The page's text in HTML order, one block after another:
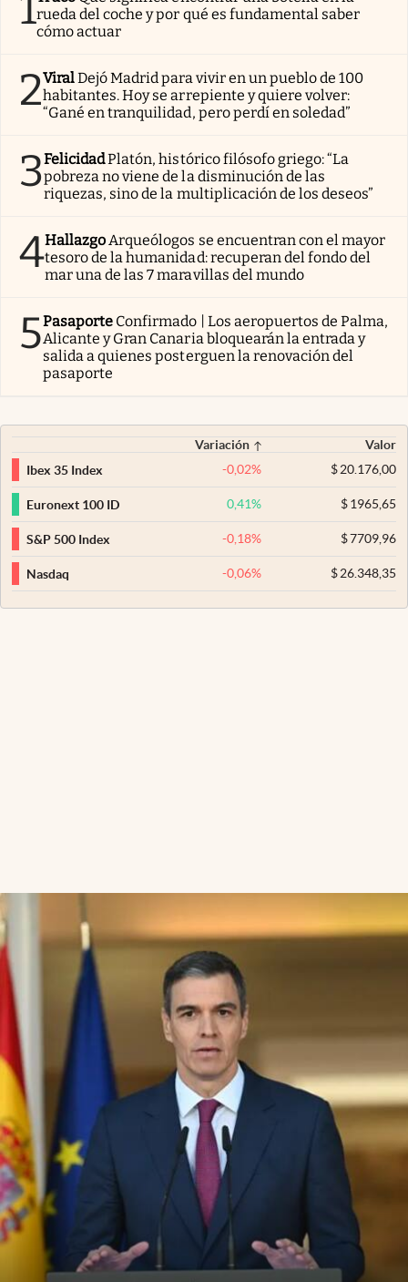
rueda del coche y por qué es fundamental saber
cómo actuar
2ViralDejó Madrid para vivir en un pueblo de 100
habitantes. Hoy se arrepiente y quiere volver:
“Gané en tranquilidad, pero perdí en soledad”
3FelicidadPlatón, histórico filósofo griego: “La
pobreza no viene de la disminución de las
riquezas, sino de la multiplicación de los deseos”
4HallazgoArqueólogos se encuentran con el mayor
tesoro de la humanidad: recuperan del fondo del
mar una de las 7 maravillas del mundo
5Pasaporte Confirmado | Los aeropuertos de Palma,
Alicante y Gran Canaria bloquearán la entrada y
salida a quienes posterguen la renovación del
pasaporte
Variación
Valor
Ibex 35 Index
-0,02% $20.176,00
Euronext 100 ID 0,41% $1965,65
S&P 500 Index -0,18% $7709,96
Nasdaq -0,06% $26.348,35